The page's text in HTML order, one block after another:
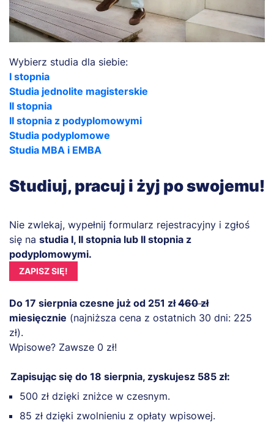
Wybierz studia dla siebie:
I stopnia
Studia jednolite magisterskie
II stopnia
II stopnia z podyplomowymi
Studia podyplomowe
Studia MBA i EMBA
Studiuj, pracuj i żyj po swojemu!
Nie zwlekaj, wypełnij formularz rejestracyjny i zgłoś
się na studia I, II stopnia lub II stopnia z
podyplomowymi.
ZAPISZ SIĘ!
Do 17 sierpnia czesne już od 251 zł460 zł
miesięcznie (najniższa cena z ostatnich 30 dni: 225
zł).
Wpisowe? Zawsze 0 zł!
Zapisując się do 18 sierpnia, zyskujesz 585 zł:
500 zł dzięki zniżce w czesnym.
85 zł dzięki zwolnieniu z opłaty wpisowej.